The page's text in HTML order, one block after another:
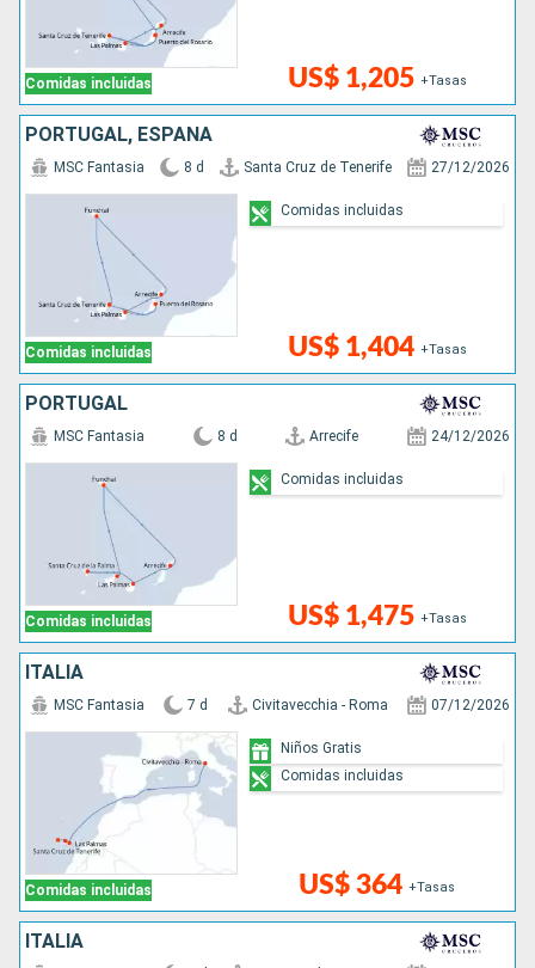
Comidas incluidas US$ 1,205 +Tasas
PORTUGAL, ESPAÑA
Comidas incluidas
MSC Fantasia 8 d Santa Cruz de Tenerife 27/12/2026
US$ 1,404 +Tasas
Comidas incluidas
PORTUGAL
Comidas incluidas
MSC Fantasia 8 d Arrecife 24/12/2026
US$ 1,475 +Tasas
Comidas incluidas
ITALIA
Comidas incluidas
MSC Fantasia 7 d Civitavecchia - Roma 07/12/2026
US$ 364 +Tasas
Niños Gratis
Comidas incluidas
ITALIA